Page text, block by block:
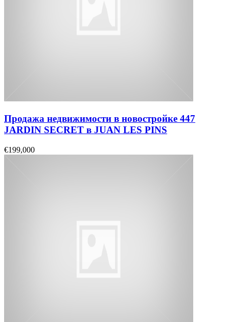
Продажа недвижимости в новостройке 447
JARDIN SECRET в JUAN LES PINS
€199,000